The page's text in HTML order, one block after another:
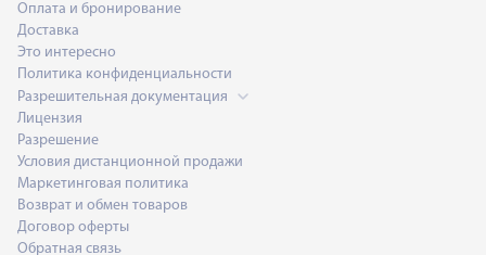
Оплата и бронирование
Доставка
Это интересно
Политика конфиденциальности
Разрешительная документация
Лицензия
Разрешение
Условия дистанционной продажи
Маркетинговая политика
Возврат и обмен товаров
Договор оферты
Обратная связь